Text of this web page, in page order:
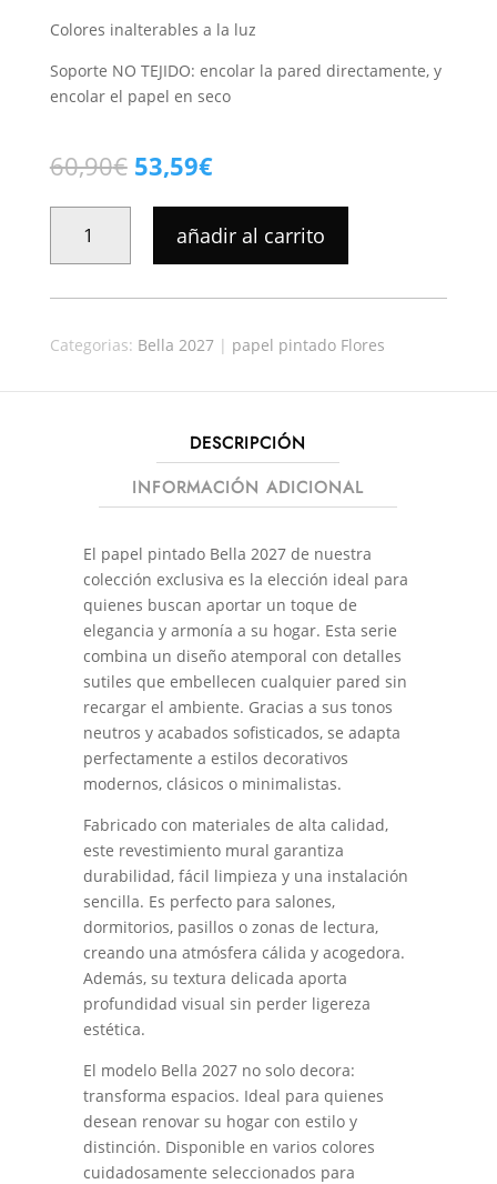
Colores inalterables a la luz
Soporte NO TEJIDO: encolar la pared directamente, y
encolar el papel en seco
60,90€ El
original
60,90€.
53,59€El
actual
es:
53,59€.
PINTADO
BELLA
481938
añadir al carrito
Categorias: Bella 2027| papel pintado Flores
DESCRIPCIÓN
INFORMACIÓN ADICIONAL
El papel pintado Bella 2027 de nuestra
colección exclusiva es la elección ideal para
quienes buscan aportar un toque de
elegancia y armonía a su hogar. Esta serie
combina un diseño atemporal con detalles
sutiles que embellecen cualquier pared sin
recargar el ambiente. Gracias a sus tonos
neutros y acabados sofisticados, se adapta
perfectamente a estilos decorativos
modernos, clásicos o minimalistas.
Fabricado con materiales de alta calidad,
este revestimiento mural garantiza
durabilidad, fácil limpieza y una instalación
sencilla. Es perfecto para salones,
dormitorios, pasillos o zonas de lectura,
creando una atmósfera cálida y acogedora.
Además, su textura delicada aporta
profundidad visual sin perder ligereza
estética.
El modelo Bella 2027 no solo decora:
transforma espacios. Ideal para quienes
desean renovar su hogar con estilo y
distinción. Disponible en varios colores
cuidadosamente seleccionados para